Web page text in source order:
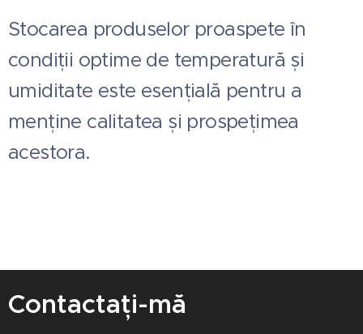
Stocarea produselor proaspete în
condiții optime de temperatură și
umiditate este esențială pentru a
menține calitatea și prospețimea
acestora.
Contactați-mă